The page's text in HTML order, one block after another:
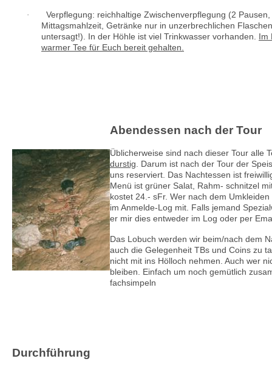
·
Verpflegung: reichhaltige Zwischenverpflegung (2
Mittags­mahlzeit, Getränke nur in unzerbrechlichen
untersagt!). In der Höhle ist viel Trinkwasser vorhanden. Im
warmer Tee für Euch bereit gehalten.
Abendessen nach der Tour
Üblicherweise sind nach dieser Tour alle
durstig . Darum ist nach der Tour der
uns reserviert. Das Nachtessen ist
Menü ist grüner Salat, Rahm- schnitzel
kostet 24.- sFr. Wer nach dem
im Anmelde-Log mit. Falls jemand
er mir dies entweder im Log oder per
Das Lobuch werden wir beim/nach dem
auch die Gelegenheit TBs und Coins zu
nicht mit ins Hölloch nehmen. Auch wer
bleiben. Einfach um noch gemütlich
fachsimpeln
Durchführung